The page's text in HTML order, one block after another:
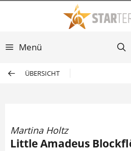
Menü
ÜBERSICHT
Martina Holtz
Little Amadeus